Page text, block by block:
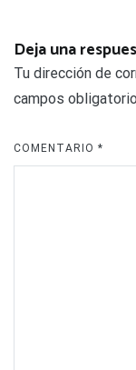
Deja una
Tu dirección de
campos
COMENTARIO *